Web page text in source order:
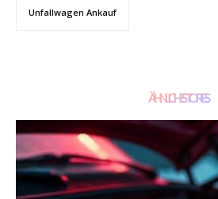
Unfallwagen Ankauf
ÄHNLICHE STORIES